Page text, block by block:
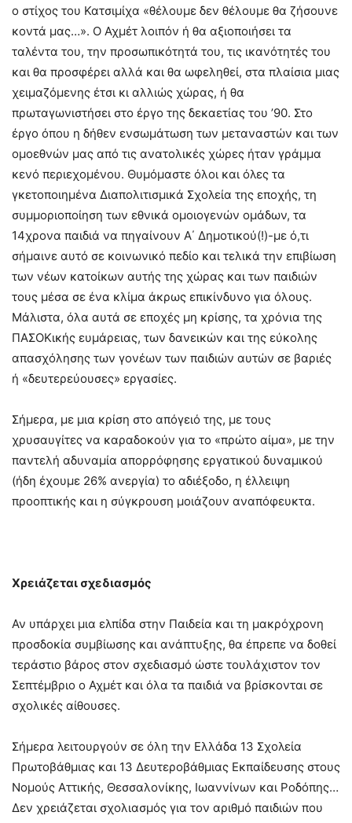
ο στίχος του Κατσιμίχα «θέλουμε δεν θέλουμε θα ζήσουνε
κοντά μας…». Ο Αχμέτ λοιπόν ή θα αξιοποιήσει τα
ταλέντα του, την προσωπικότητά του, τις ικανότητές του
και θα προσφέρει αλλά και θα ωφεληθεί, στα πλαίσια μιας
χειμαζόμενης έτσι κι αλλιώς χώρας, ή θα
πρωταγωνιστήσει στο έργο της δεκαετίας του ’90. Στο
έργο όπου η δήθεν ενσωμάτωση των μεταναστών και των
ομοεθνών μας από τις ανατολικές χώρες ήταν γράμμα
κενό περιεχομένου. Θυμόμαστε όλοι και όλες τα
γκετοποιημένα Διαπολιτισμικά Σχολεία της εποχής, τη
συμμοριοποίηση των εθνικά ομοιογενών ομάδων, τα
14χρονα παιδιά να πηγαίνουν Α΄ Δημοτικού(!)-με ό,τι
σήμαινε αυτό σε κοινωνικό πεδίο και τελικά την επιβίωση
των νέων κατοίκων αυτής της χώρας και των παιδιών
τους μέσα σε ένα κλίμα άκρως επικίνδυνο για όλους.
Μάλιστα, όλα αυτά σε εποχές μη κρίσης, τα χρόνια της
ΠΑΣΟΚικής ευμάρειας, των δανεικών και της εύκολης
απασχόλησης των γονέων των παιδιών αυτών σε βαριές
ή «δευτερεύουσες» εργασίες.
Σήμερα, με μια κρίση στο απόγειό της, με τους
χρυσαυγίτες να καραδοκούν για το «πρώτο αίμα», με την
παντελή αδυναμία απορρόφησης εργατικού δυναμικού
(ήδη έχουμε 26% ανεργία) το αδιέξοδο, η έλλειψη
προοπτικής και η σύγκρουση μοιάζουν αναπόφευκτα.
Χρειάζεται σχεδιασμός
Αν υπάρχει μια ελπίδα στην Παιδεία και τη μακρόχρονη
προσδοκία συμβίωσης και ανάπτυξης, θα έπρεπε να δοθεί
τεράστιο βάρος στον σχεδιασμό ώστε τουλάχιστον τον
Σεπτέμβριο ο Αχμέτ και όλα τα παιδιά να βρίσκονται σε
σχολικές αίθουσες.
Σήμερα λειτουργούν σε όλη την Ελλάδα 13 Σχολεία
Πρωτοβάθμιας και 13 Δευτεροβάθμιας Εκπαίδευσης στους
Νομούς Αττικής, Θεσσαλονίκης, Ιωαννίνων και Ροδόπης…
Δεν χρειάζεται σχολιασμός για τον αριθμό παιδιών που